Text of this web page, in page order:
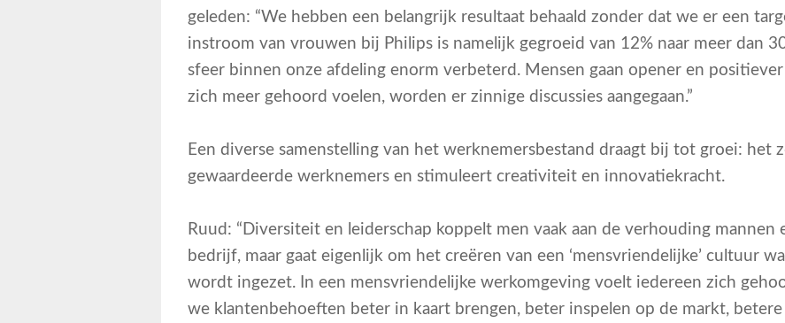
geleden: “We hebben een belangrijk resultaat behaald zonder dat we er een
instroom van vrouwen bij Philips is namelijk gegroeid van 12% naar meer dan
sfeer binnen onze afdeling enorm verbeterd. Mensen gaan opener en
zich meer gehoord voelen, worden er zinnige discussies aangegaan.”
Een diverse samenstelling van het werknemersbestand draagt bij tot groei: het
gewaardeerde werknemers en stimuleert creativiteit en innovatiekracht.
Ruud: “Diversiteit en leiderschap koppelt men vaak aan de verhouding
bedrijf, maar gaat eigenlijk om het creëren van een ‘mensvriendelijke’ cultuur
wordt ingezet. In een mensvriendelijke werkomgeving voelt iedereen zich
we klantenbehoeften beter in kaart brengen, beter inspelen op de markt, betere